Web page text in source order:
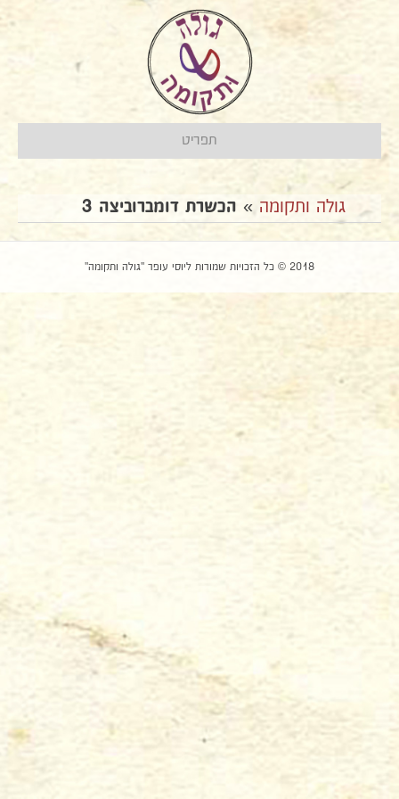
תפריט
גולה ותקומה » הכשרת דומברוביצה 3
2018 © כל הזכויות שמורות ליוסי עופר "גולה ותקומה"